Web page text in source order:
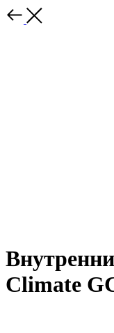
Climate